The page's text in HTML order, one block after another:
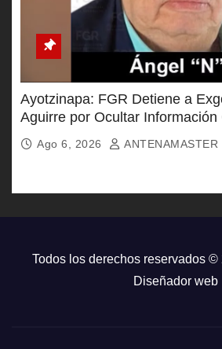
Ayotzinapa: FGR Detiene a
Aguirre por Ocultar Información
Ago 6, 2026 ANTENAMASTER
Todos los derechos reservados ©
Diseñador web